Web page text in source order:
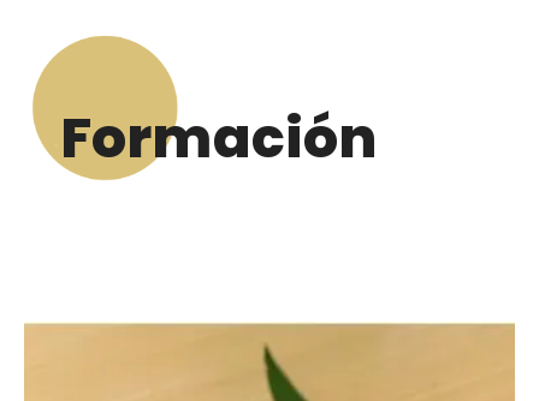
Formación